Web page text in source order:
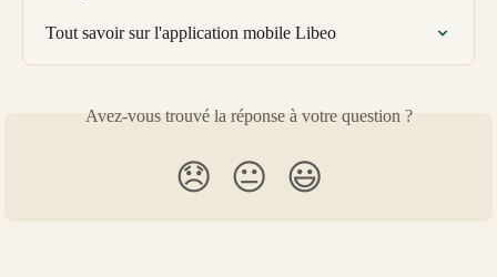
Tout savoir sur l'application mobile Libeo
Avez-vous trouvé la réponse à votre question ?
😞 😐 😃